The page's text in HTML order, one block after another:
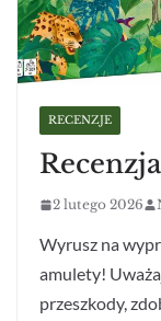
RECENZJE
2 lutego 2026
Wyrusz na
amulety!
przeszkody,